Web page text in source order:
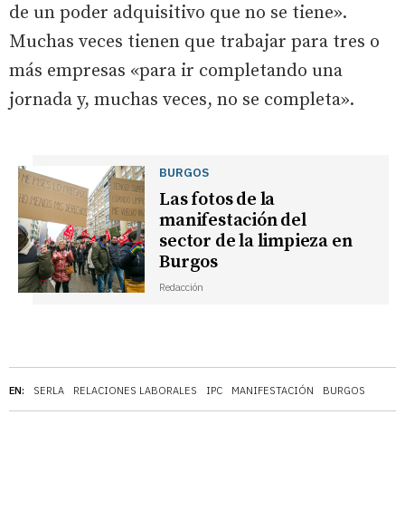
EN: SERLA RELACIONES LABORALES IPC MANIFESTACIÓN BURGOS
de un poder adquisitivo que no se tiene».
Muchas veces tienen que trabajar para tres o
más empresas «para ir completando una
jornada y, muchas veces, no se completa».
BURGOS
Las fotos de la
manifestación del
sector de la limpieza en
Burgos
Redacción